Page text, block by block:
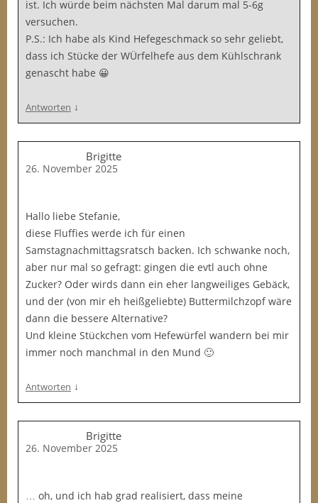
ist. Ich würde beim nächsten Mal darum mal 5-6g
versuchen.
P.S.: Ich habe als Kind Hefegeschmack so sehr geliebt,
dass ich Stücke der WÜrfelhefe aus dem Kühlschrank
genascht habe 😀
Antworten ↓
Brigitte
26. November 2025
Hallo liebe Stefanie,
diese Fluffies werde ich für einen
Samstagnachmittagsratsch backen. Ich schwanke noch,
aber nur mal so gefragt: gingen die evtl auch ohne
Zucker? Oder wirds dann ein eher langweiliges Gebäck,
und der (von mir eh heißgeliebte) Buttermilchzopf wäre
dann die bessere Alternative?
Und kleine Stückchen vom Hefewürfel wandern bei mir
immer noch manchmal in den Mund 🙂
Antworten ↓
Brigitte
26. November 2025
… oh, und ich hab grad realisiert, dass meine